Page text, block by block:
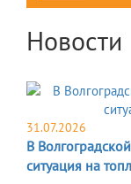
Новости
31.07.2026
В
ситуация на